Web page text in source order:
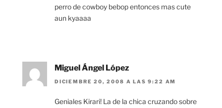
perro de cowboy bebop entonces mas cute
aun kyaaaa
Miguel Ángel López
DICIEMBRE 20, 2008 A LAS 9:22 AM
Geniales Kirari! La de la chica cruzando sobre